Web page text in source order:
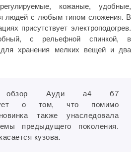
кожаные, удобные,
людей с любым типом сложения. В
присутствует электроподогрев.
с рельефной спинкой, в
хранения мелких вещей и два
обзор Ауди а4 б7
о том, что помимо
также унаследовала
предыдущего поколения.
кузова.